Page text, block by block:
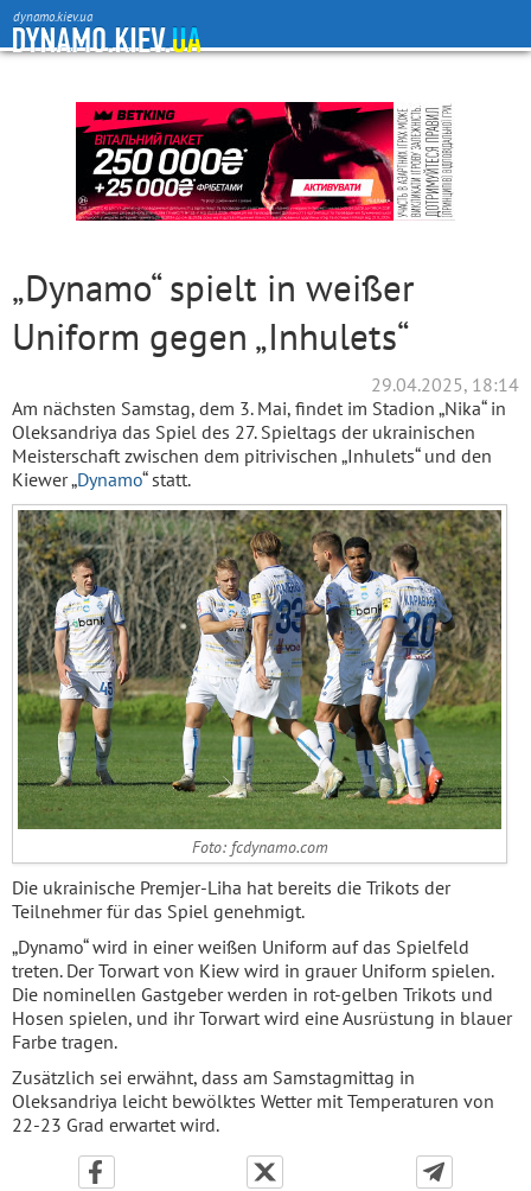
dynamo.kiev.ua
„Dynamo“ spielt in weißer
Uniform gegen „Inhulets“
29.04.2025, 18:14
Am nächsten Samstag, dem 3. Mai, findet im Stadion „Nika“ in
Oleksandriya das Spiel des 27. Spieltags der ukrainischen
Meisterschaft zwischen dem pitrivischen „Inhulets“ und den
Kiewer „Dynamo“ statt.
Foto: fcdynamo.com
Die ukrainische Premjer-Liha hat bereits die Trikots der
Teilnehmer für das Spiel genehmigt.
„Dynamo“ wird in einer weißen Uniform auf das Spielfeld
treten. Der Torwart von Kiew wird in grauer Uniform spielen.
Die nominellen Gastgeber werden in rot-gelben Trikots und
Hosen spielen, und ihr Torwart wird eine Ausrüstung in blauer
Farbe tragen.
Zusätzlich sei erwähnt, dass am Samstagmittag in
Oleksandriya leicht bewölktes Wetter mit Temperaturen von
22-23 Grad erwartet wird.